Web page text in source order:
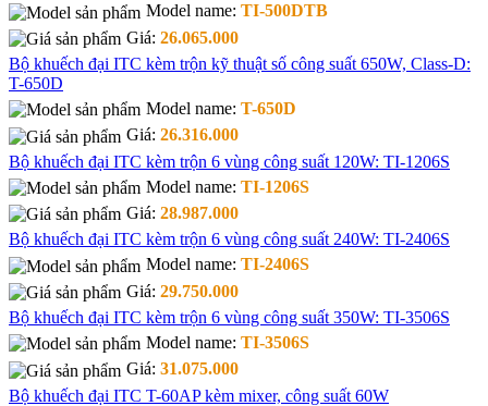
Model name: TI-500DTB
Giá: 26.065.000
Bộ khuếch đại ITC kèm trộn kỹ thuật số công suất 650W, Class-D:
T-650D
Model name: T-650D
Giá: 26.316.000
Bộ khuếch đại ITC kèm trộn 6 vùng công suất 120W: TI-1206S
Model name: TI-1206S
Giá: 28.987.000
Bộ khuếch đại ITC kèm trộn 6 vùng công suất 240W: TI-2406S
Model name: TI-2406S
Giá: 29.750.000
Bộ khuếch đại ITC kèm trộn 6 vùng công suất 350W: TI-3506S
Model name: TI-3506S
Giá: 31.075.000
Bộ khuếch đại ITC T-60AP kèm mixer, công suất 60W